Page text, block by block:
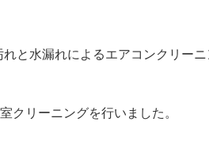
と水漏れによるエアコンクリーニ
クリーニングを行いました。